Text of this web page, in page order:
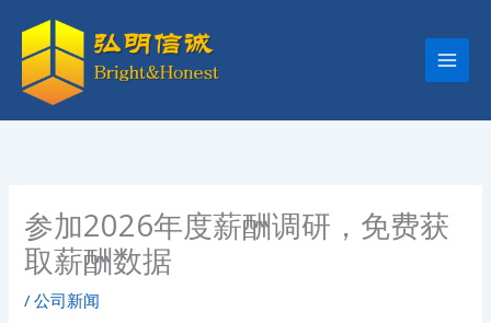
参加2026年度薪酬调研，免费获
取薪酬数据
/公司新闻